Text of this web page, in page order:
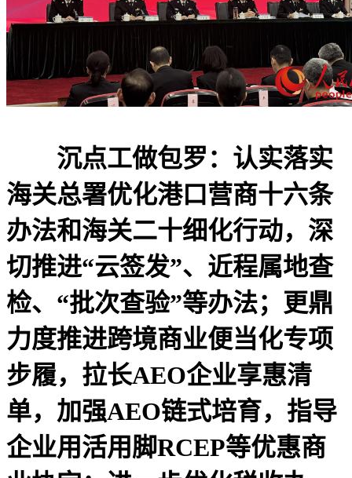
沉点工做包罗：认实落实
海关总署优化港口营商十六条
办法和海关二十细化行动，深
切推进“云签发”、近程属地查
检、“批次查验”等办法；更鼎
力度推进跨境商业便当化专项
步履，拉长AEO企业享惠清
单，加强AEO链式培育，指导
企业用活用脚RCEP等优惠商